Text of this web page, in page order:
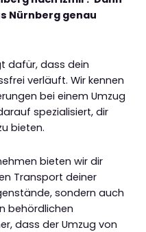
Nürnberg genau
dafür, dass dein
verläuft. Wir kennen
bei einem Umzug
spezialisiert, dir
bieten.
bieten wir dir
Transport deiner
sondern auch
behördlichen
dass der Umzug von